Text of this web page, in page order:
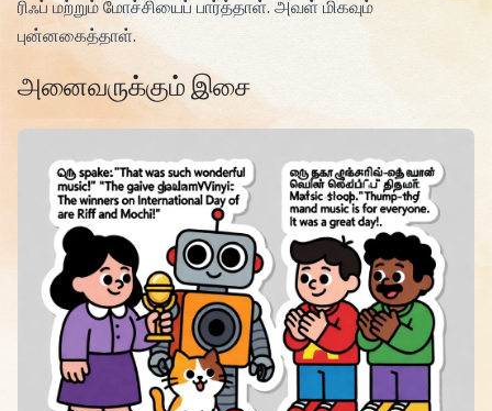
ரிஃப் மற்றும் மோச்சியைப் பார்த்தாள். அவள் மிகவும்
புன்னகைத்தாள்.
அனைவருக்கும் இசை